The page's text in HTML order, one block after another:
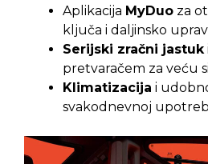
Aplikacija MyDuo za
ključa i daljinsko
Serijski zračni jastuk
pretvaračem za veću
Klimatizacija i
svakodnevnoj